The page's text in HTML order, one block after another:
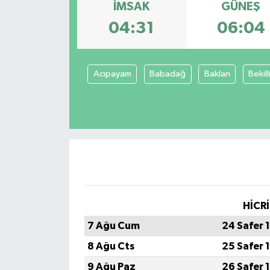
İMSAK
04:31
GÜNEŞ
06:04
Acıpayam Babadağ Baklan Bekilli
HİCRİ
7 Ağu Cum
24 Safer
8 Ağu Cts
25 Safer
9 Ağu Paz
26 Safer